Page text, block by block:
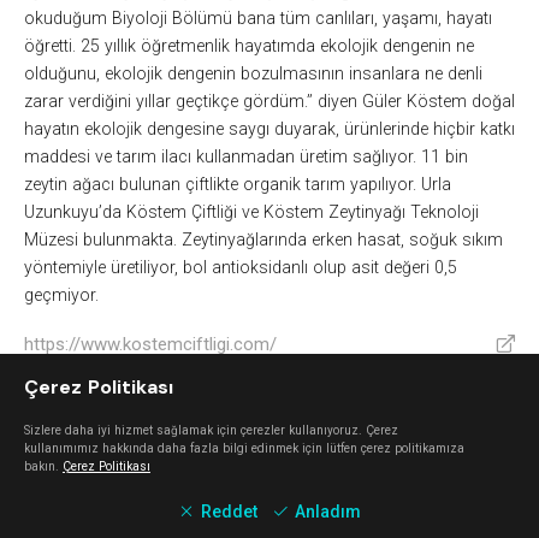
okuduğum Biyoloji Bölümü bana tüm canlıları, yaşamı, hayatı
öğretti. 25 yıllık öğretmenlik hayatımda ekolojik dengenin ne
olduğunu, ekolojik dengenin bozulmasının insanlara ne denli
zarar verdiğini yıllar geçtikçe gördüm.’’ diyen Güler Köstem doğal
hayatın ekolojik dengesine saygı duyarak, ürünlerinde hiçbir katkı
maddesi ve tarım ilacı kullanmadan üretim sağlıyor. 11 bin
zeytin ağacı bulunan çiftlikte organik tarım yapılıyor. Urla
Uzunkuyu’da Köstem Çiftliği ve Köstem Zeytinyağı Teknoloji
Müzesi bulunmakta. Zeytinyağlarında erken hasat, soğuk sıkım
yöntemiyle üretiliyor, bol antioksidanlı olup asit değeri 0,5
geçmiyor.
https://www.kostemciftligi.com/ V
Çerez Politikası
Sizlere daha iyi hizmet sağlamak için çerezler kullanıyoruz. Çerez
kullanımımız hakkında daha fazla bilgi edinmek için lütfen çerez politikamıza
bakın. Çerez Politikası
Reddet Anladım